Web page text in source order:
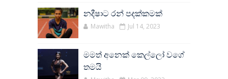
නදීෂාට රන් පදක්කමක්
Mawitha Jul 14, 2023
මමත් අනෙක් කෙල්ලෝ වගේ
තමයි